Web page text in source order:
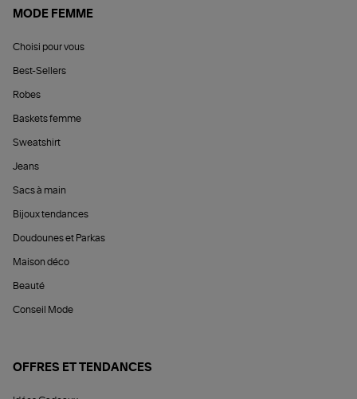
MODE FEMME
Choisi pour vous
Best-Sellers
Robes
Baskets femme
Sweatshirt
Jeans
Sacs à main
Bijoux tendances
Doudounes et Parkas
Maison déco
Beauté
Conseil Mode
OFFRES ET TENDANCES